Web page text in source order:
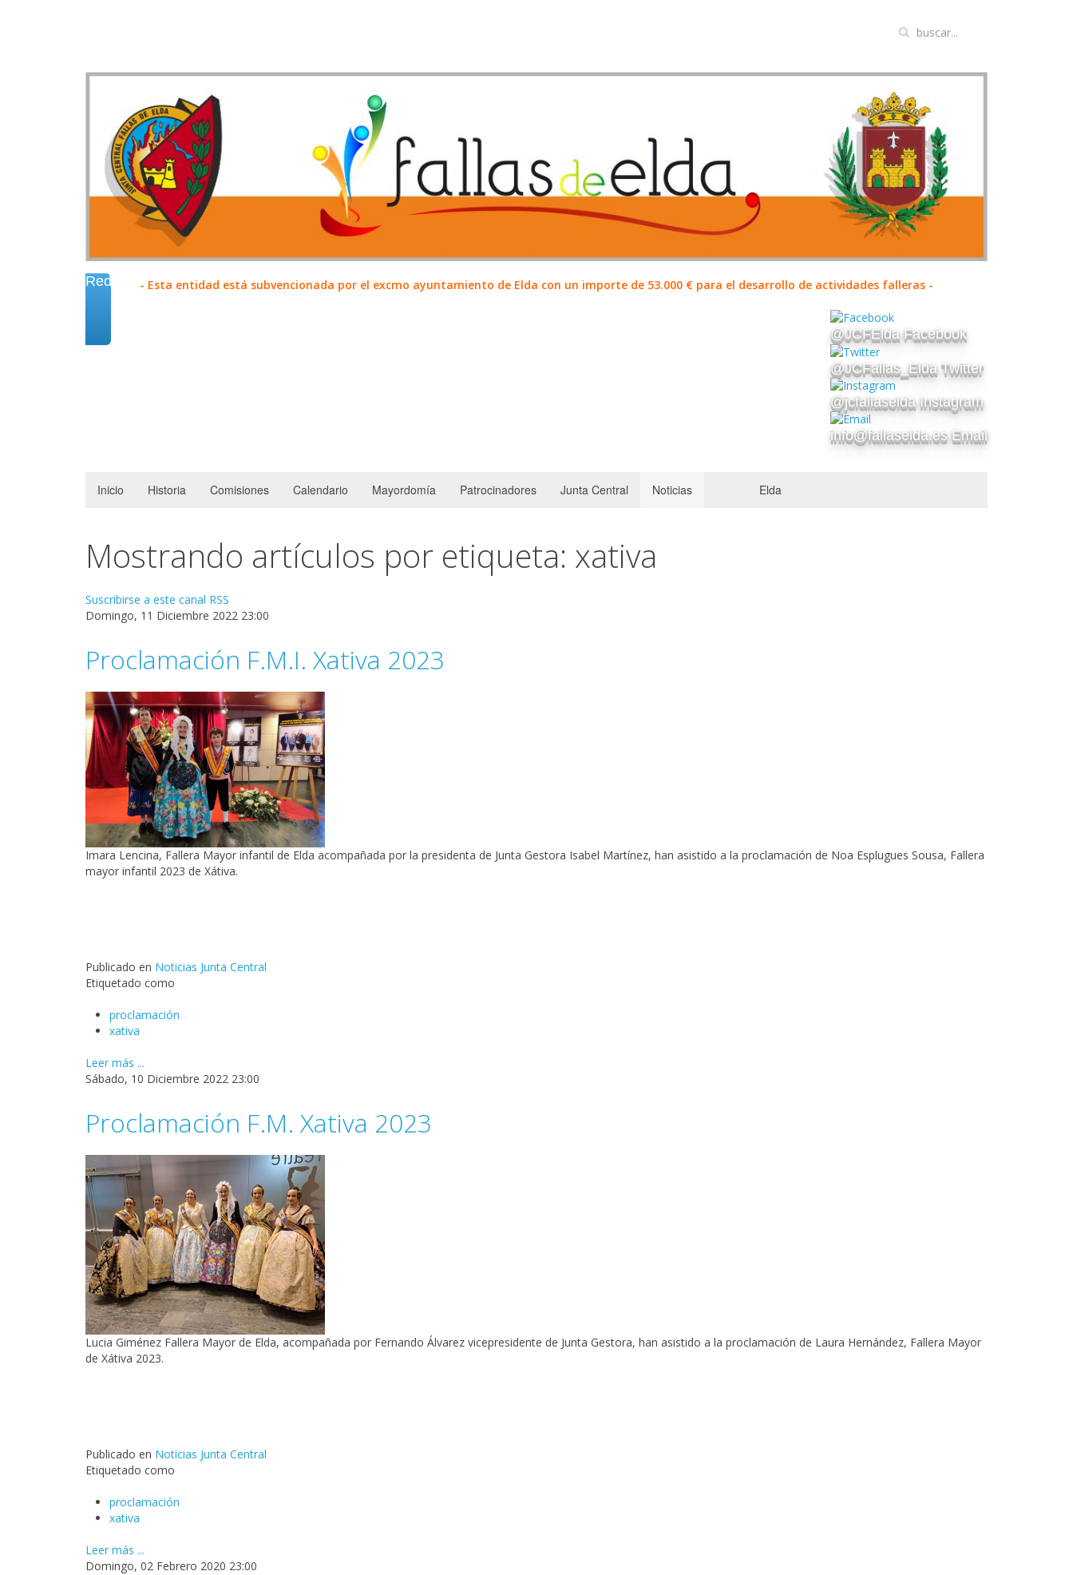
- Esta entidad está subvencionada por el excmo ayuntamiento de Elda con un importe de 53.000 € para el desarrollo de actividades falleras -
Redes
@JCFElda Facebook
@JCFallas_Elda Twitter
@jcfallaselda Instagram
info@fallaselda.es Email
Inicio Historia Comisiones Calendario Mayordomía Patrocinadores Junta Central Noticias Elda
Mostrando artículos por etiqueta: xativa
Suscribirse a este canal RSS
Domingo, 11 Diciembre 2022 23:00
Proclamación F.M.I. Xativa 2023
Imara Lencina, Fallera Mayor infantil de Elda acompañada por la presidenta de Junta Gestora Isabel Martínez, han asistido a la proclamación de Noa Esplugues Sousa, Fallera
mayor infantil 2023 de Xátiva.
Publicado en Noticias Junta Central
Etiquetado como
proclamación
xativa
Leer más ...
Sábado, 10 Diciembre 2022 23:00
Proclamación F.M. Xativa 2023
Lucia Giménez Fallera Mayor de Elda, acompañada por Fernando Álvarez vicepresidente de Junta Gestora, han asistido a la proclamación de Laura Hernández, Fallera Mayor
de Xátiva 2023.
Publicado en Noticias Junta Central
Etiquetado como
proclamación
xativa
Leer más ...
Domingo, 02 Febrero 2020 23:00